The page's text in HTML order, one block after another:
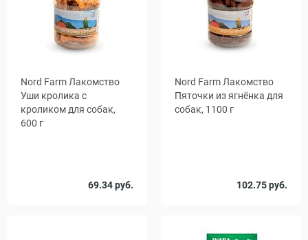
Nord Farm Лакомство
Уши кролика с
кроликом для собак,
600 г
69.34 руб.
Nord Farm Лакомство
Пяточки из ягнёнка для
собак, 1100 г
102.75 руб.